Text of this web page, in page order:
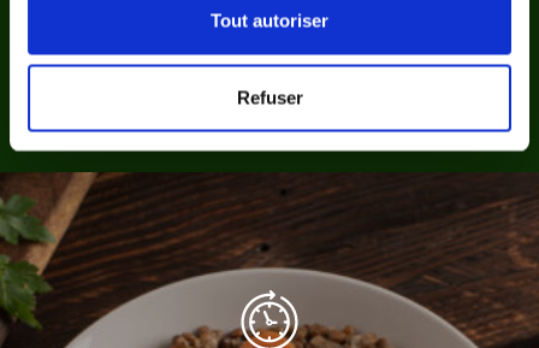
Tout autoriser
Refuser